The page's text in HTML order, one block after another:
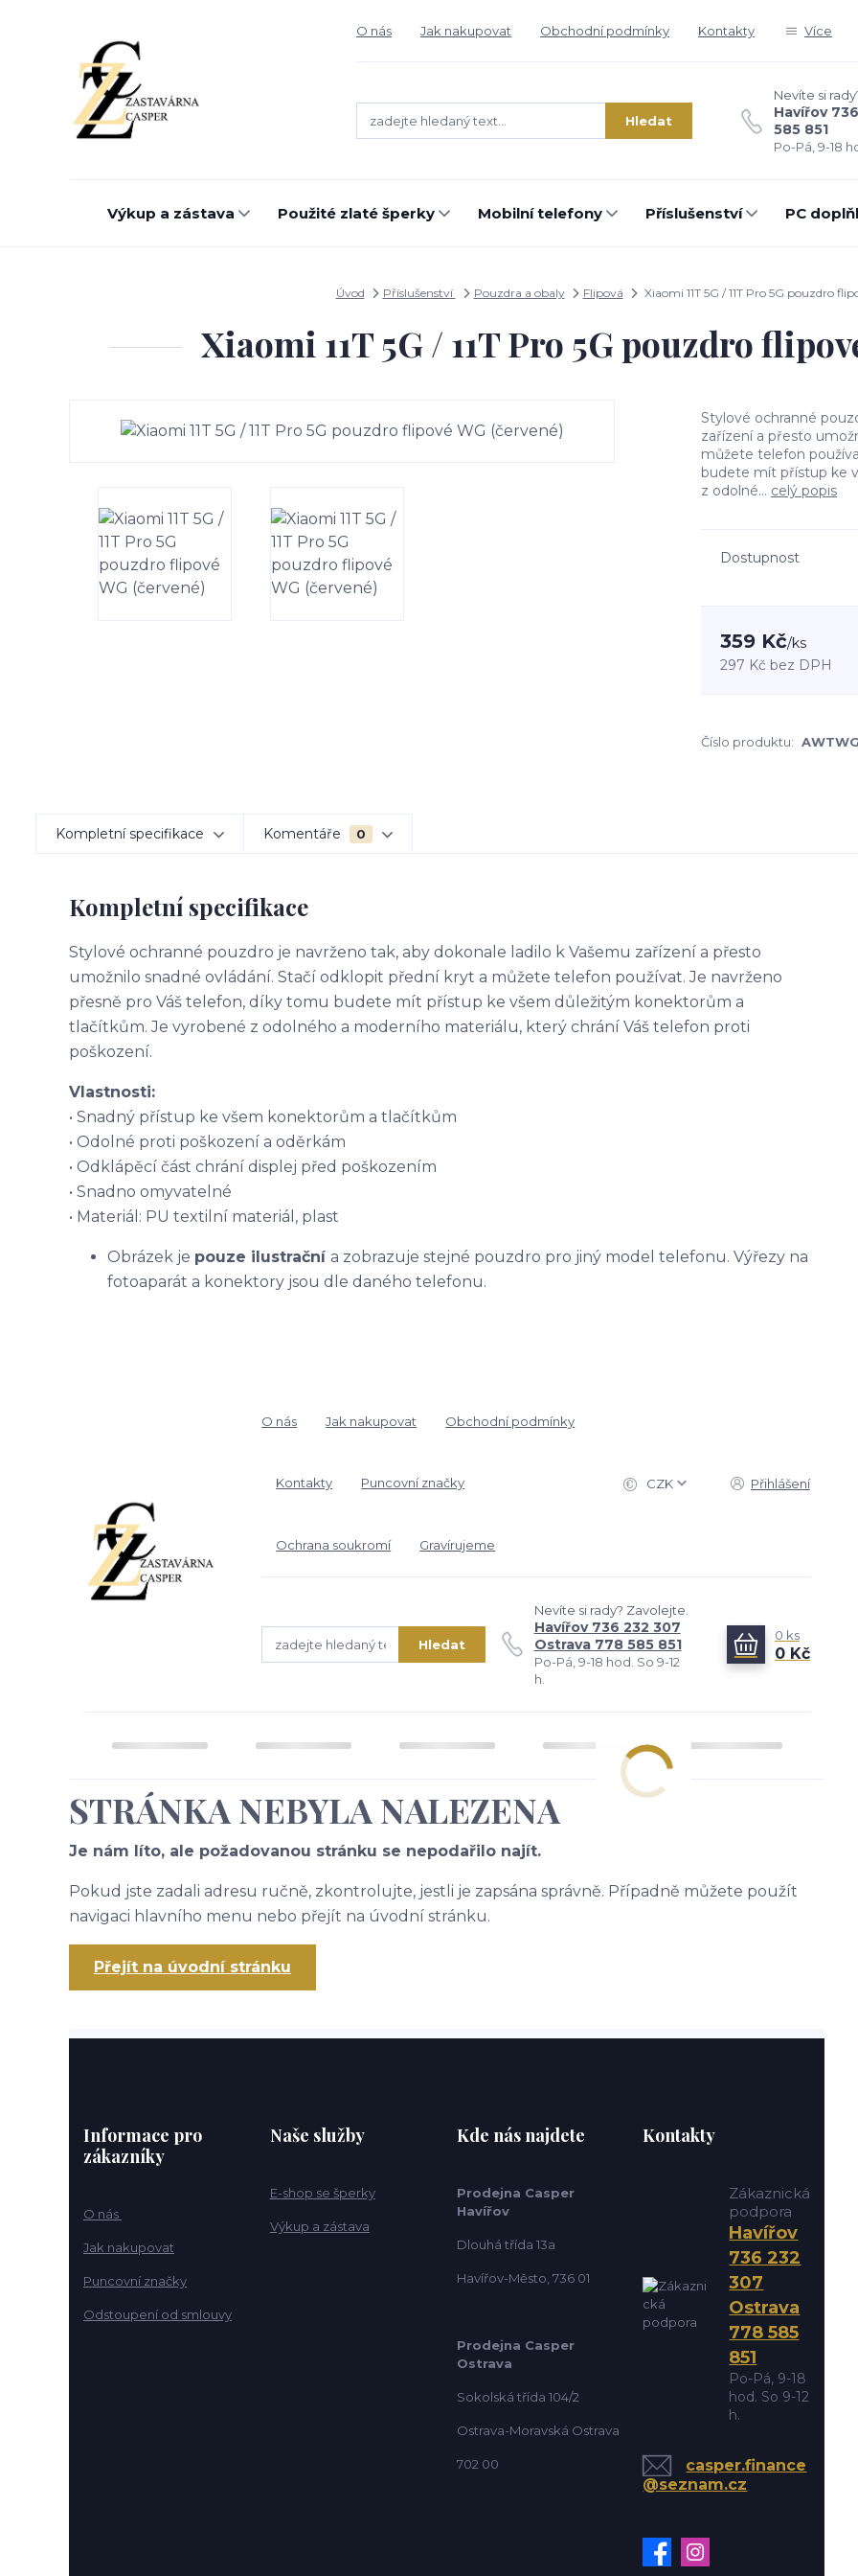
O nás Jak nakupovat Obchodní podmínky Kontakty Více
Hledat
Nevíte si
Havířov
585 851
Po-Pá, 9-18
Výkup a zástava Použité zlaté šperky Mobilní telefony Příslušenství PC
Úvod Příslušenství Pouzdra a obaly Flipová Xiaomi 11T 5G / 11T Pro 5G pouzdro
Xiaomi 11T 5G / 11T Pro 5G pouzdro
Stylové ochranné
zařízení a přesto
můžete telefon
budete mít přístup ke
z odolné... celý popis
Dostupnost
359 Kč/ks
297 Kč bez DPH
Číslo produktu:
Kompletní specifikace Komentáře 0
Kompletní specifikace
Stylové ochranné pouzdro je navrženo tak, aby dokonale ladilo k Vašemu zařízení a přesto
umožnilo snadné ovládání. Stačí odklopit přední kryt a můžete telefon používat. Je navrženo
přesně pro Váš telefon, díky tomu budete mít přístup ke všem důležitým konektorům a
tlačítkům. Je vyrobené z odolného a moderního materiálu, který chrání Váš telefon proti
poškození.
Vlastnosti:
• Snadný přístup ke všem konektorům a tlačítkům
• Odolné proti poškození a oděrkám
• Odklápěcí část chrání displej před poškozením
• Snadno omyvatelné
• Materiál: PU textilní materiál, plast
Obrázek je pouze ilustrační a zobrazuje stejné pouzdro pro jiný model telefonu. Výřezy na
fotoaparát a konektory jsou dle daného telefonu.
O nás Jak nakupovat Obchodní podmínky
Kontakty Puncovní značky
Ochrana soukromí Gravírujeme
CZK Přihlášení
Hledat
Nevíte si rady? Zavolejte.
Havířov 736 232 307
Ostrava 778 585 851
Po-Pá, 9-18 hod. So 9-12
h.
0 ks
0 Kč
STRÁNKA NEBYLA NALEZENA
Je nám líto, ale požadovanou stránku se nepodařilo najít.
Pokud jste zadali adresu ručně, zkontrolujte, jestli je zapsána správně. Případně můžete použít
navigaci hlavního menu nebo přejít na úvodní stránku.
Přejít na úvodní stránku
Informace pro
zákazníky
O nás
Jak nakupovat
Puncovní značky
Odstoupení od smlouvy
Naše služby
E-shop se šperky
Výkup a zástava
Kde nás najdete
Prodejna Casper
Havířov
Dlouhá třída 13a
Havířov-Město, 736 01
Prodejna Casper
Ostrava
Sokolská třída 104/2
Ostrava-Moravská Ostrava
702 00
Kontakty
Zákaznická
podpora
Havířov
736 232
307
Ostrava
778 585
851
Po-Pá, 9-18
hod. So 9-12
h.
casper.finance
@seznam.cz